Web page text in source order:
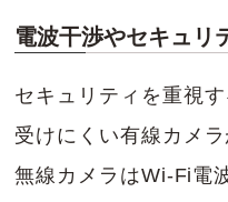
電波干渉やセキュリ
セキュリティを重視
受けにくい有線カメラ
無線カメラはWi-Fi電